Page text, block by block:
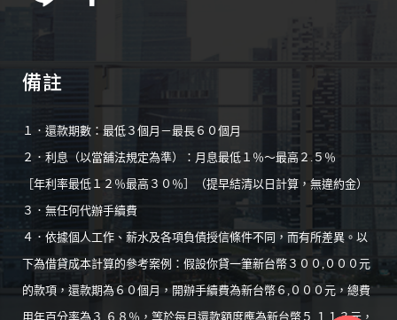
備註
１．還款期數：最低３個月－最長６０個月
２．利息（以當舖法規定為準）：月息最低１％～最高２.５％
［年利率最低１２％最高３０％］（提早結清以日計算，無違約金）
３．無任何代辦手續費
４．依據個人工作、薪水及各項負債授信條件不同，而有所差異。以
下為借貸成本計算的參考案例：假設你貸一筆新台幣３００,０００元
的款項，還款期為６０個月，開辦手續費為新台幣６,０００元，總費
用年百分率為３.６８％，等於每月還款額度應為新台幣５,１１３元，